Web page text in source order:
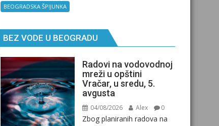
BEOGRADSKA ŠPIJUNKA
BEZ VODE U BEOGRADU
Radovi na vodovodnoj
mreži u opštini
Vračar, u sredu, 5.
avgusta
04/08/2026 Alex 0
Zbog planiranih radova na